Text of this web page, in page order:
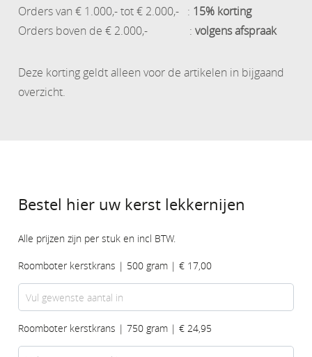
Orders van € 1.000,- tot € 2.000,- : 15% korting
Orders boven de € 2.000,- : volgens afspraak
Deze korting geldt alleen voor de artikelen in bijgaand
overzicht.
Bestel hier uw kerst lekkernijen
Alle prijzen zijn per stuk en incl BTW.
Roomboter kerstkrans | 500 gram | € 17,00
Roomboter kerstkrans | 750 gram | € 24,95